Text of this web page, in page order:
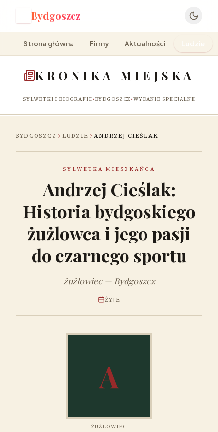
Bydgoszcz
Strona główna Firmy Aktualności Ludzie
KRONIKA MIEJSKA
SYLWETKI I BIOGRAFIE• BYDGOSZCZ •WYDANIE SPECJALNE
BYDGOSZCZ LUDZIE ANDRZEJ CIEŚLAK
SYLWETKA MIESZKAŃCA
Andrzej Cieślak:
Historia bydgoskiego
żużlowca i jego pasji
do czarnego sportu
żużlowiec — Bydgoszcz
ŻYJE
A
ŻUŻLOWIEC